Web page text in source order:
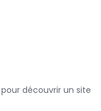
pour découvrir un site